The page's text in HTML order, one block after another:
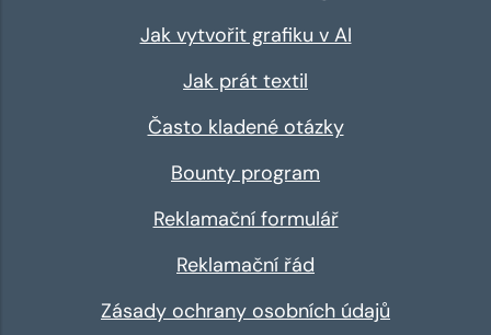
Jak vytvořit grafiku v AI
Jak prát textil
Často kladené otázky
Bounty program
Reklamační formulář
Reklamační řád
Zásady ochrany osobních údajů